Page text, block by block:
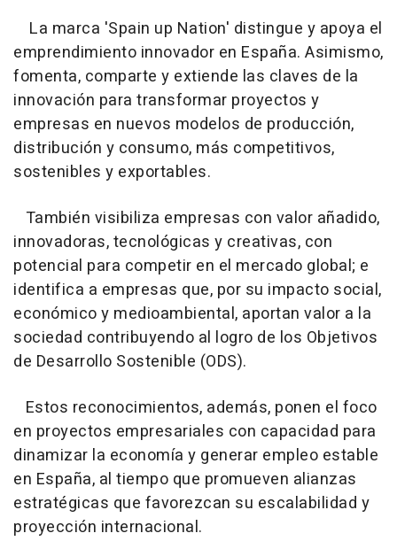
La marca 'Spain up Nation' distingue y apoya el
emprendimiento innovador en España. Asimismo,
fomenta, comparte y extiende las claves de la
innovación para transformar proyectos y
empresas en nuevos modelos de producción,
distribución y consumo, más competitivos,
sostenibles y exportables.
También visibiliza empresas con valor añadido,
innovadoras, tecnológicas y creativas, con
potencial para competir en el mercado global; e
identifica a empresas que, por su impacto social,
económico y medioambiental, aportan valor a la
sociedad contribuyendo al logro de los Objetivos
de Desarrollo Sostenible (ODS).
Estos reconocimientos, además, ponen el foco
en proyectos empresariales con capacidad para
dinamizar la economía y generar empleo estable
en España, al tiempo que promueven alianzas
estratégicas que favorezcan su escalabilidad y
proyección internacional.